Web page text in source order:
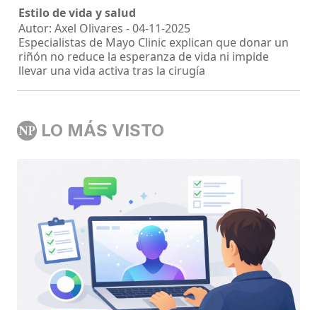
Estilo de vida y salud
Autor: Axel Olivares - 04-11-2025
Especialistas de Mayo Clinic explican que donar un
riñón no reduce la esperanza de vida ni impide
llevar una vida activa tras la cirugía
LO MÁS VISTO